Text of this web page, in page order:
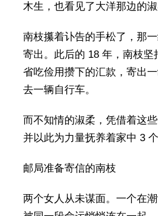
木生，也看见了大洋那边的淑
南枝攥着讣告的手松了，那
寄出。此后的 18 年，南枝坚
省吃俭用攒下的汇款，寄出
去一辆自行车。
而不知情的淑柔，凭借着这
并以此为力量抚养着家中 3 个
邮局准备寄信的南枝
两个女人从未谋面。一个在